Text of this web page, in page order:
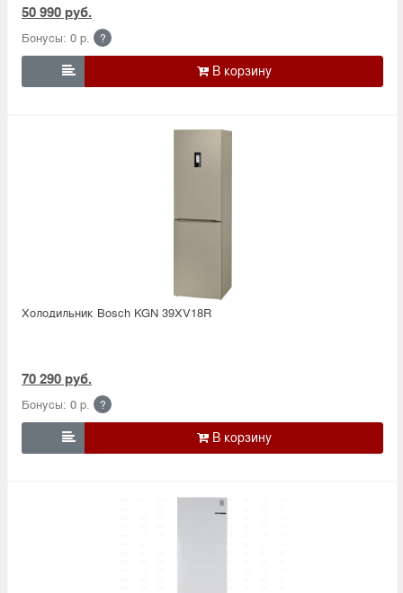
50 990 руб.
Бонусы: 0 р. ?

Холодильник Bosсh KGN 39XV18R
70 290 руб.
Бонусы: 0 р. ?
